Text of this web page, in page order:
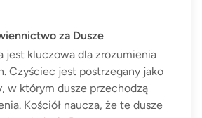
za Dusze
jest kluczowa dla zrozumienia
Czyściec jest postrzegany jako
w którym dusze przechodzą
Kościół naucza, że te dusze